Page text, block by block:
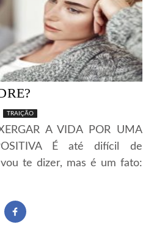
TRAIÇÃO
A VIDA POR UMA
É até difícil de
te dizer, mas é um fato: